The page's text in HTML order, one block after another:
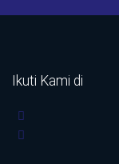
Ikuti Kami di